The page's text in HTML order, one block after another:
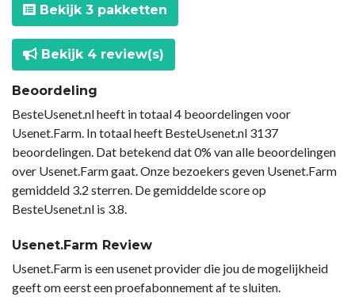
Bekijk 3 pakketten
Bekijk 4 review(s)
Beoordeling
BesteUsenet.nl heeft in totaal 4 beoordelingen voor
Usenet.Farm. In totaal heeft BesteUsenet.nl 3137
beoordelingen. Dat betekend dat 0% van alle beoordelingen
over Usenet.Farm gaat. Onze bezoekers geven Usenet.Farm
gemiddeld 3.2 sterren. De gemiddelde score op
BesteUsenet.nl is 3.8.
Usenet.Farm Review
Usenet.Farm is een usenet provider die jou de mogelijkheid
geeft om eerst een proefabonnement af te sluiten.